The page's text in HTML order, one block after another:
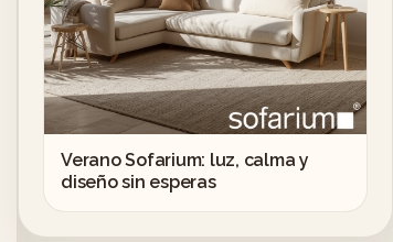
Verano Sofarium: luz, calma y
diseño sin esperas